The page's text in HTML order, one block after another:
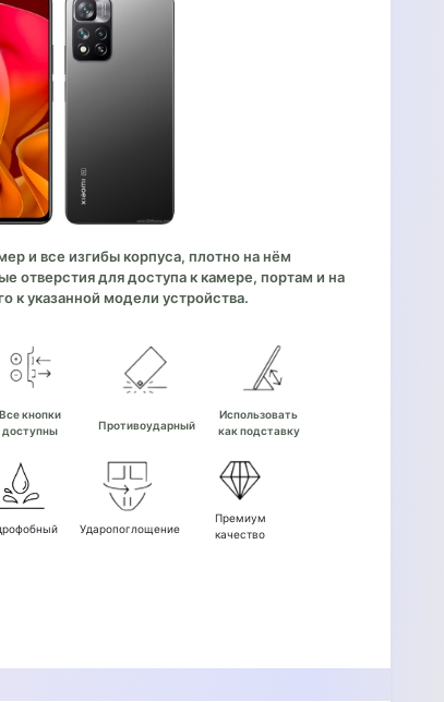
и все изгибы корпуса, плотно на нём
отверстия для доступа к камере, портам и на
к указанной модели устройства.
Все кнопки
доступны
Противоударный
Использовать
как подставку
Ударопоглощение
Премиум
качество